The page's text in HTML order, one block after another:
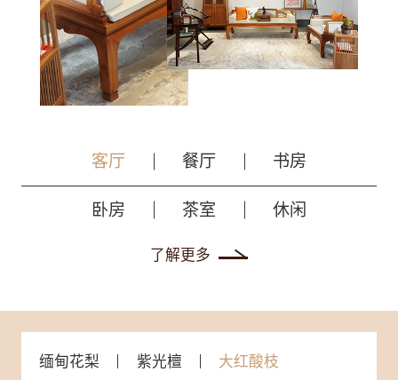
客厅 餐厅 书房
卧房 茶室 休闲
了解更多
缅甸花梨 紫光檀 大红酸枝